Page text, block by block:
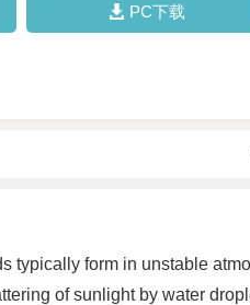
PC下载
typically form in unstable
of sunlight by water